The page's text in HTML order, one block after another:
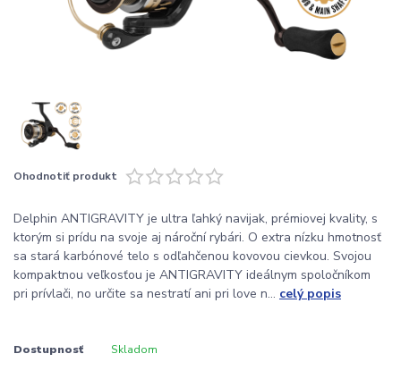
Ohodnotiť produkt
Delphin ANTIGRAVITY je ultra ľahký navijak, prémiovej kvality, s
ktorým si prídu na svoje aj nároční rybári. O extra nízku hmotnosť
sa stará karbónové telo s odľahčenou kovovou cievkou. Svojou
kompaktnou veľkosťou je ANTIGRAVITY ideálnym spoločníkom
pri prívlači, no určite sa nestratí ani pri love n... celý popis
Dostupnosť Skladom